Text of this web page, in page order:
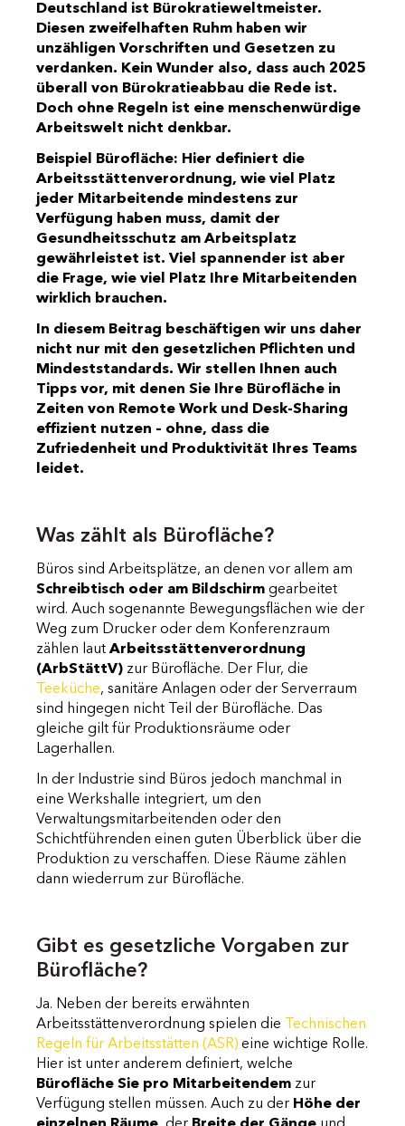
Deutschland ist Bürokratieweltmeister.
Diesen zweifelhaften Ruhm haben wir
unzähligen Vorschriften und Gesetzen zu
verdanken. Kein Wunder also, dass auch 2025
überall von Bürokratieabbau die Rede ist.
Doch ohne Regeln ist eine menschenwürdige
Arbeitswelt nicht denkbar.
Beispiel Bürofläche: Hier definiert die
Arbeitsstättenverordnung, wie viel Platz
jeder Mitarbeitende mindestens zur
Verfügung haben muss, damit der
Gesundheitsschutz am Arbeitsplatz
gewährleistet ist. Viel spannender ist aber
die Frage, wie viel Platz Ihre Mitarbeitenden
wirklich brauchen.
In diesem Beitrag beschäftigen wir uns daher
nicht nur mit den gesetzlichen Pflichten und
Mindeststandards. Wir stellen Ihnen auch
Tipps vor, mit denen Sie Ihre Bürofläche in
Zeiten von Remote Work und Desk-Sharing
effizient nutzen – ohne, dass die
Zufriedenheit und Produktivität Ihres Teams
leidet.
Was zählt als Bürofläche?
Büros sind Arbeitsplätze, an denen vor allem am
Schreibtisch oder am Bildschirm gearbeitet
wird. Auch sogenannte Bewegungsflächen wie der
Weg zum Drucker oder dem Konferenzraum
zählen laut Arbeitsstättenverordnung
(ArbStättV) zur Bürofläche. Der Flur, die
Teeküche, sanitäre Anlagen oder der Serverraum
sind hingegen nicht Teil der Bürofläche. Das
gleiche gilt für Produktionsräume oder
Lagerhallen.
In der Industrie sind Büros jedoch manchmal in
eine Werkshalle integriert, um den
Verwaltungsmitarbeitenden oder den
Schichtführenden einen guten Überblick über die
Produktion zu verschaffen. Diese Räume zählen
dann wiederrum zur Bürofläche.
Gibt es gesetzliche Vorgaben zur
Bürofläche?
Ja. Neben der bereits erwähnten
Arbeitsstättenverordnung spielen die
Technischen
Regeln für Arbeitsstätten (ASR) eine wichtige Rolle.
Hier ist unter anderem definiert, welche
Bürofläche Sie pro Mitarbeitendem zur
Verfügung stellen müssen. Auch zu der Höhe der